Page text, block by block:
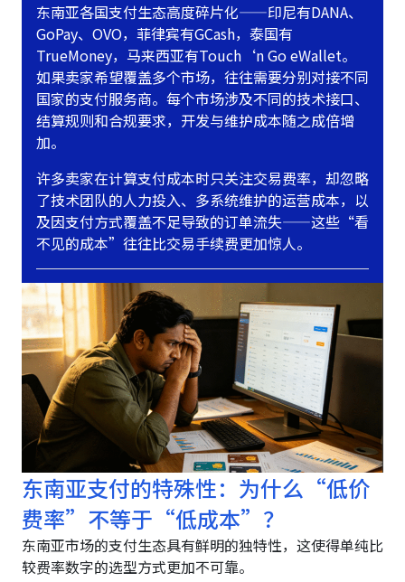
东南亚各国支付生态高度碎片化——印尼有DANA、
GoPay、OVO，菲律宾有GCash，泰国有
TrueMoney，马来西亚有Touch‘n Go eWallet。
如果卖家希望覆盖多个市场，往往需要分别对接不同
国家的支付服务商。每个市场涉及不同的技术接口、
结算规则和合规要求，开发与维护成本随之成倍增
加。
许多卖家在计算支付成本时只关注交易费率，却忽略
了技术团队的人力投入、多系统维护的运营成本，以
及因支付方式覆盖不足导致的订单流失——这些“看
不见的成本”往往比交易手续费更加惊人。
东南亚支付的特殊性：为什么“低价
费率”不等于“低成本”？
东南亚市场的支付生态具有鲜明的独特性，这使得单纯比
较费率数字的选型方式更加不可靠。